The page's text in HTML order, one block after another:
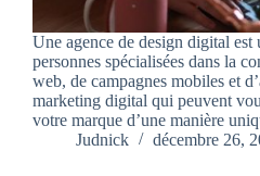
Une agence de design digital est
personnes spécialisées dans la
web, de campagnes mobiles et
marketing digital qui peuvent
votre marque d’une manière
Judnick
décembre 26,